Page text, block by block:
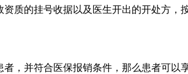
质的挂号收据以及医生开出的开处方
，并符合医保报销条件，那么患者可